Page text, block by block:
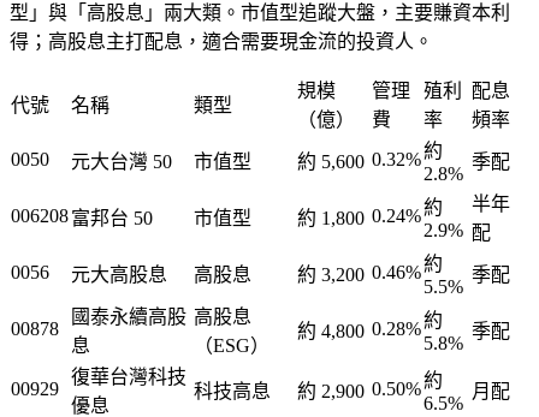
型」與「高股息」兩大類。市值型追蹤大盤，主要賺資本利
得；高股息主打配息，適合需要現金流的投資人。
代號 名稱 類型
規模
（億）
管理
費
殖利
率
配息
頻率
0050
元大台灣 50 市值型 約 5,600 0.32%約
2.8%
季配
006208富邦台 50 市值型 約 1,800 0.24%約
2.9%
半年
配
0056
元大高股息 高股息 約 3,200 0.46%約
5.5%
季配
00878
國泰永續高股
息
高股息
（ESG）
約 4,800 0.28%約
5.8%
季配
00929
復華台灣科技
優息
科技高息 約 2,900 0.50%約
6.5%
月配